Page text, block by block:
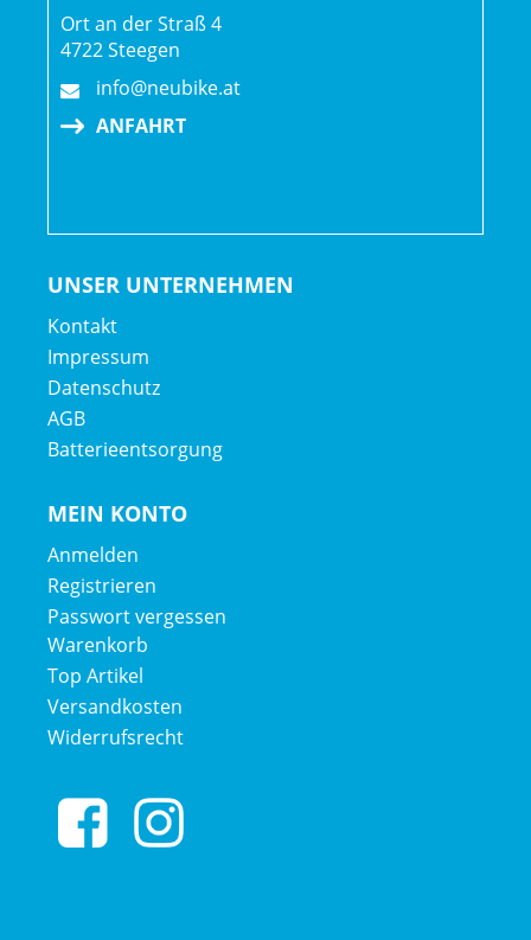
Ort an der Straß 4
4722 Steegen
info@neubike.at
ANFAHRT
UNSER UNTERNEHMEN
Kontakt
Impressum
Datenschutz
AGB
Batterieentsorgung
MEIN KONTO
Anmelden
Registrieren
Passwort vergessen
Warenkorb
Top Artikel
Versandkosten
Widerrufsrecht